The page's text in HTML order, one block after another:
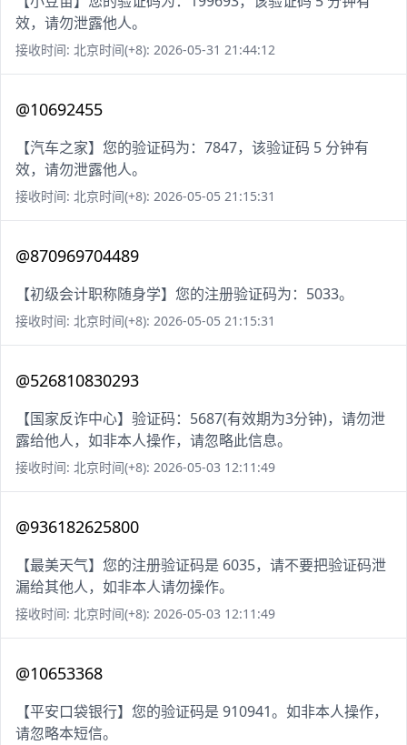
效，请勿泄露他人。
接收时间: 北京时间(+8): 2026-05-31 21:44:12
@10692455
【汽车之家】您的验证码为：7847，该验证码 5 分钟有
效，请勿泄露他人。
接收时间: 北京时间(+8): 2026-05-05 21:15:31
@870969704489
【初级会计职称随身学】您的注册验证码为：5033。
接收时间: 北京时间(+8): 2026-05-05 21:15:31
@526810830293
【国家反诈中心】验证码：5687(有效期为3分钟)，请勿泄
露给他人，如非本人操作，请忽略此信息。
接收时间: 北京时间(+8): 2026-05-03 12:11:49
@936182625800
【最美天气】您的注册验证码是 6035，请不要把验证码泄
漏给其他人，如非本人请勿操作。
接收时间: 北京时间(+8): 2026-05-03 12:11:49
@10653368
【平安口袋银行】您的验证码是 910941。如非本人操作，
请忽略本短信。